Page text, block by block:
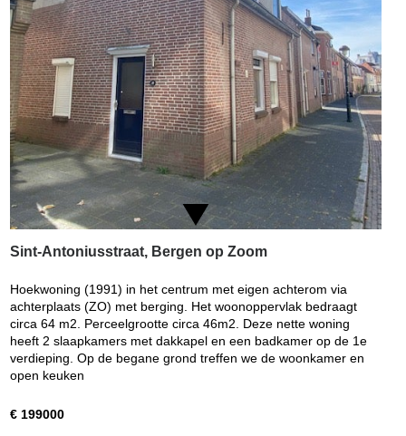
Sint-Antoniusstraat, Bergen op Zoom
Hoekwoning (1991) in het centrum met eigen achterom via
achterplaats (ZO) met berging. Het woonoppervlak bedraagt
circa 64 m2. Perceelgrootte circa 46m2. Deze nette woning
heeft 2 slaapkamers met dakkapel en een badkamer op de 1e
verdieping. Op de begane grond treffen we de woonkamer en
open keuken
€ 199000